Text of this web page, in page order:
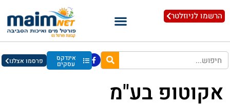
הרשמו לניוזלטר
אינדקס
עסקים פרסמו אצלנו
אקוטופ בע"מ